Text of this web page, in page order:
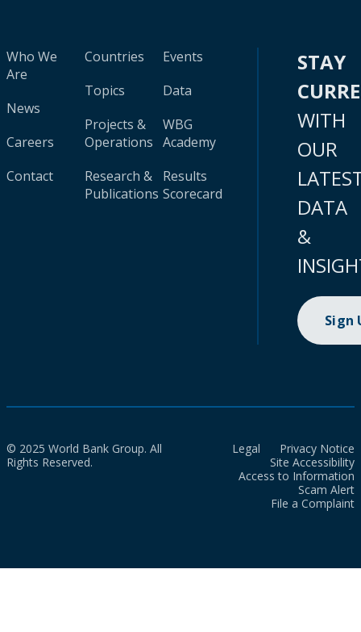
Who We
Are
News
Careers
Contact
Countries
Topics
Projects &
Operations
Research &
Publications
Events
Data
WBG
Academy
Results
Scorecard
STAY
WITH
OUR
DATA
&
Sign
© 2025 World Bank Group. All
Rights Reserved.
Legal
Privacy Notice
Site Accessibility
Access to Information
Scam Alert
File a Complaint